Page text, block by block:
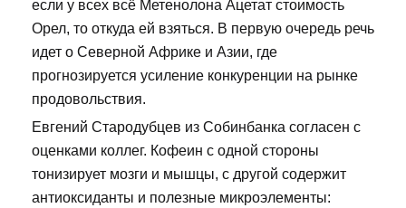
если у всех всё Метенолона Ацетат стоимость
Орел, то откуда ей взяться. В первую очередь речь
идет о Северной Африке и Азии, где
прогнозируется усиление конкуренции на рынке
продовольствия.
Евгений Стародубцев из Собинбанка согласен с
оценками коллег. Кофеин с одной стороны
тонизирует мозги и мышцы, с другой содержит
антиоксиданты и полезные микроэлементы: